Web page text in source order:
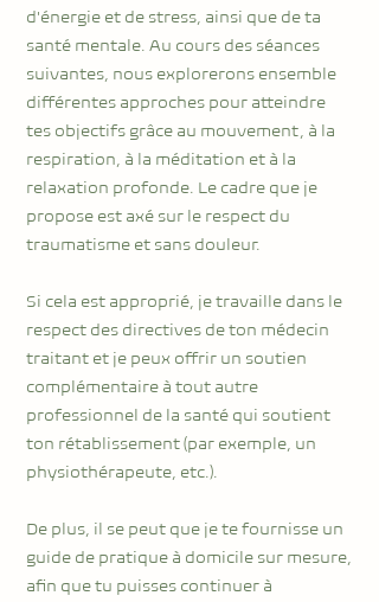
d'énergie et de stress, ainsi que de ta
santé mentale. Au cours des séances
suivantes, nous explorerons ensemble
différentes approches pour atteindre
tes objectifs grâce au mouvement, à la
respiration, à la méditation et à la
relaxation profonde. Le cadre que je
propose est axé sur le respect du
traumatisme et sans douleur.
Si cela est approprié, je travaille dans le
respect des directives de ton médecin
traitant et je peux offrir un soutien
complémentaire à tout autre
professionnel de la santé qui soutient
ton rétablissement (par exemple, un
physiothérapeute, etc.).
De plus, il se peut que je te fournisse un
guide de pratique à domicile sur mesure,
afin que tu puisses continuer à